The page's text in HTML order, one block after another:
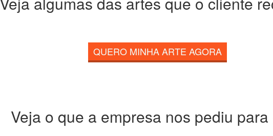
QUERO MINHA ARTE AGORA
Veja o que a empresa nos pediu para